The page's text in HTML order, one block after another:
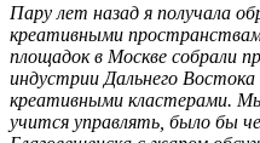
Пару лет назад я получала
креативными
площадок в Москве собрали
индустрии Дальнего
креативными кластерами.
учится управлять, было бы